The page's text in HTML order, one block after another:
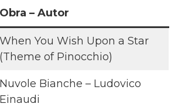
Obra – Autor
When You Wish Upon a Star
(Theme of Pinocchio)
Nuvole Bianche – Ludovico
Einaudi